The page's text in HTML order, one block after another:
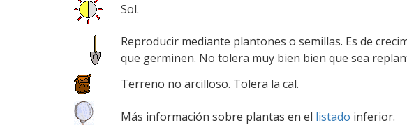
Sol.
Reproducir mediante plantones o semillas. Es de
que germinen. No tolera muy bien bien que sea
Terreno no arcilloso. Tolera la cal.
Más información sobre plantas en el listado inferior.